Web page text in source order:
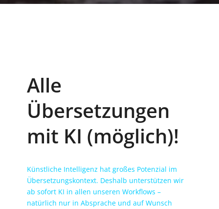
Alle
Übersetzungen
mit KI (möglich)!
Künstliche Intelligenz hat großes Potenzial im
Übersetzungskontext. Deshalb unterstützen wir
ab sofort KI in allen unseren Workflows –
natürlich nur in Absprache und auf Wunsch